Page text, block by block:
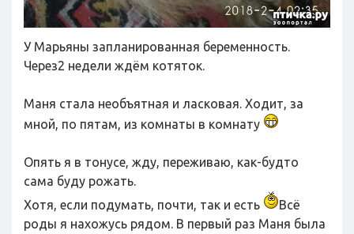
У Марьяны запланированная беременность.
Через2 недели ждём котяток.
Маня стала необъятная и ласковая. Ходит, за
мной, по пятам, из комнаты в комнату
Опять я в тонусе, жду, переживаю, как-будто
сама буду рожать.
Хотя, если подумать, почти, так и есть
Всё
роды я нахожусь рядом. В первый раз Маня была